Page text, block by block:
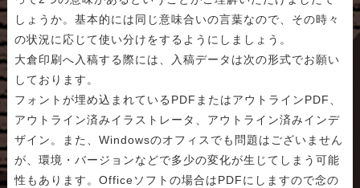
しょうか。基本的には同じ意味合いの言葉なので、その時々
の状況に応じて使い分けをするようにしましょう。
大倉印刷へ入稿する際には、入稿データは次の形式でお願い
しております。
フォントが埋め込まれているPDFまたはアウトラインPDF、
アウトライン済みイラストレータ、アウトライン済みインデ
ザイン。また、Windowsのオフィスでも問題はございません
が、環境・バージョンなどで多少の変化が生じてしまう可能
性もあります。Officeソフトの場合はPDFにしますので念の